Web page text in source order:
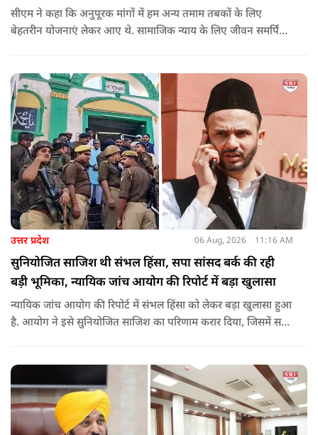
सीएम ने कहा कि अनुपूरक मांगों में हम अन्य तमाम तबकों के लिए
बेहतरीन योजनाएं लेकर आए थे. सामाजिक न्याय के लिए जीवन समर्पित
अहिल्या बाई होल्कर आदि की मूर्तियों पर छाजन, पार्क, बाउंड्रीवाल के
लिए हमने 407 करोड़ रुपये का प्रावधान किया है. यह बजट पास न हो,
इसके लिए समाजवादी पार्टी ने सदन की कार्यवाही को बाधित किया और
लगातार व्यवधान पैदा करने का प्रयास किया.
उत्तर प्रदेश 06 Aug, 2026 11:16 AM
सुनियोजित साजिश थी संभल हिंसा, सपा सांसद बर्क की रही
बड़ी भूमिका, न्यायिक जांच आयोग की रिपोर्ट में बड़ा खुलासा
न्यायिक जांच आयोग की रिपोर्ट में संभल हिंसा को लेकर बड़ा खुलासा हुआ
है. आयोग ने इसे सुनियोजित साजिश का परिणाम करार दिया, जिसमें सपा